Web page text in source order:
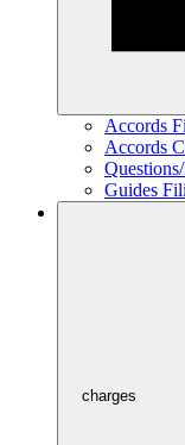
Accords
Accords
Guides
charges